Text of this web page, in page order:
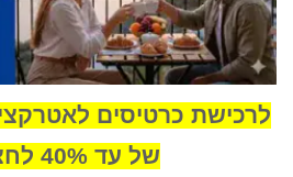
לרכישת כרטיסים
של עד 40% לחצו כאן: